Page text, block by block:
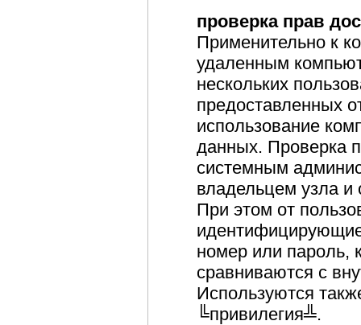
проверка прав
Применительно к
удаленным
нескольких
предоставленных
использование
данных. Проверка
системным
владельцем узла и
При этом от
номер или пароль,
сравниваются с
Используются
╚привилегия╩.